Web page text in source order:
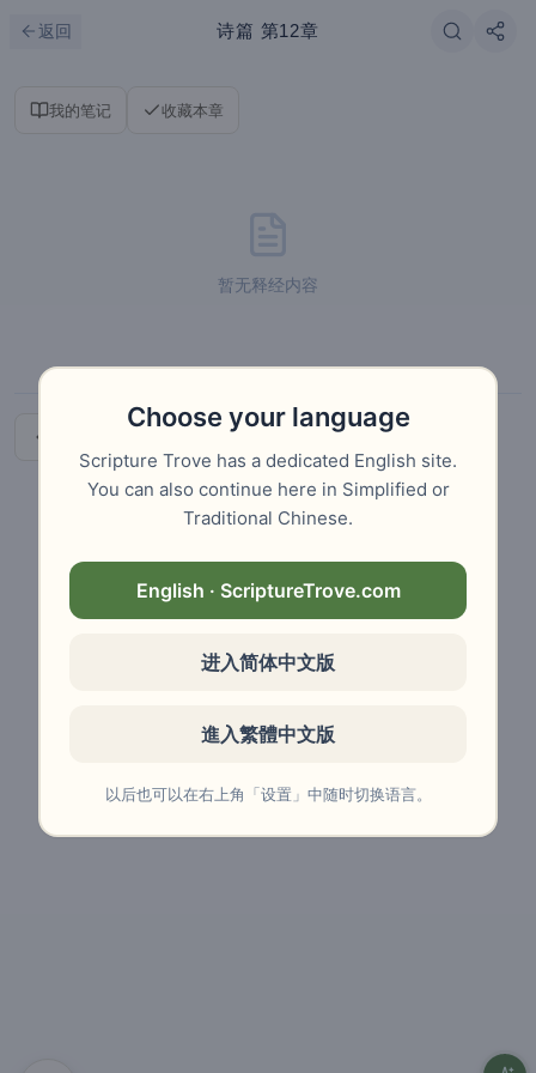
返回 诗篇 第12章
我的笔记 收藏本章
暂无释经内容
Choose your language
Scripture Trove has a dedicated English site.
You can also continue here in Simplified or
Traditional Chinese.
English · ScriptureTrove.com
进入简体中文版
進入繁體中文版
以后也可以在右上角「设置」中随时切换语言。